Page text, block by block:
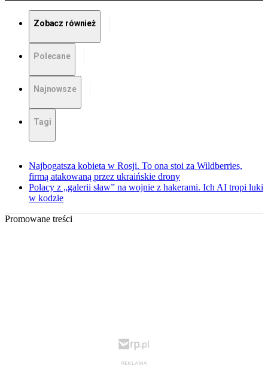
Zobacz również
Polecane
Najnowsze
Tagi
Najbogatsza kobieta w Rosji. To ona stoi za Wildberries,
firmą atakowaną przez ukraińskie drony
Polacy z „galerii sław” na wojnie z hakerami. Ich AI tropi luki
w kodzie
Promowane treści